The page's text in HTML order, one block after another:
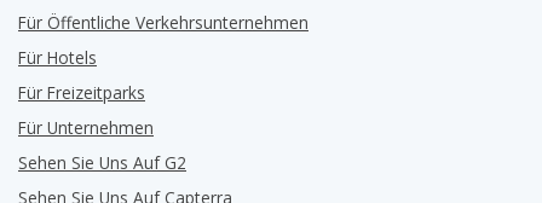
Für Öffentliche Verkehrsunternehmen
Für Hotels
Für Freizeitparks
Für Unternehmen
Sehen Sie Uns Auf G2
Sehen Sie Uns Auf Capterra